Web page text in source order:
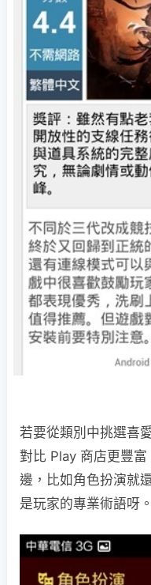
若要從類別中挑選喜
對比 Play 商店更豐
邊，比如角色扮演就
是玩家的專業術語呀。